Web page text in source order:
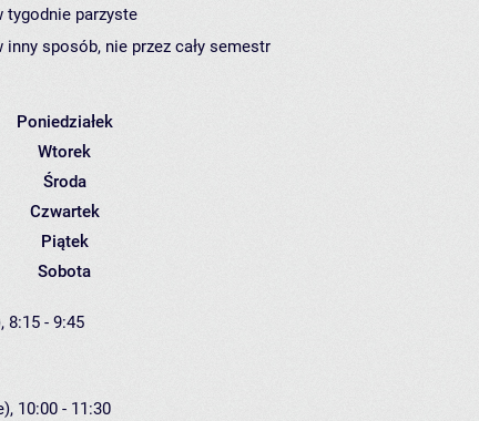
tygodnie parzyste
sposób, nie przez cały semestr
Poniedziałek
Wtorek
Środa
Czwartek
Piątek
Sobota
8:15 - 9:45
10:00 - 11:30